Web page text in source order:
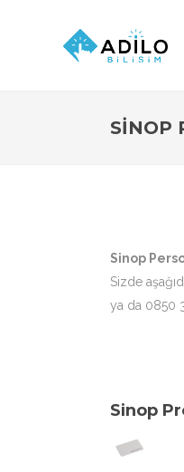
SINOP
Sinop
Sizde
ya da 0850
Sinop